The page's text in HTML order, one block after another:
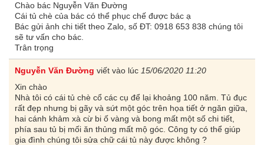
Chào bác Nguyễn Văn Đường
Cái tủ chè của bác có thể phục chế được bác ạ
Bác gửi ảnh chi tiết theo Zalo, số ĐT: 0918 653 838 chúng tôi
sẽ tư vấn cho bác.
Trân trọng
Nguyễn Văn Đường viết vào lúc 15/06/2020 11:20
Xin chào
Nhà tôi có cái tủ chè cổ các cụ để lại khoảng 100 năm. Tủ đục
rất đẹp nhưng bị gãy và sứt một góc trên họa tiết ở ngăn giữa,
hai cánh khảm xà cừ bi ố vàng và bong mất một số chi tiết,
phía sau tủ bị mối ăn thủng mất mộ góc. Công ty có thể giúp
gia đình chúng tôi sửa chữ cái tủ này được không ?